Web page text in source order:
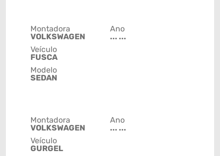
Montadora
VOLKSWAGEN
Veículo
FUSCA
Modelo
SEDAN
Ano
... ...
Montadora
VOLKSWAGEN
Veículo
GURGEL
Ano
... ...